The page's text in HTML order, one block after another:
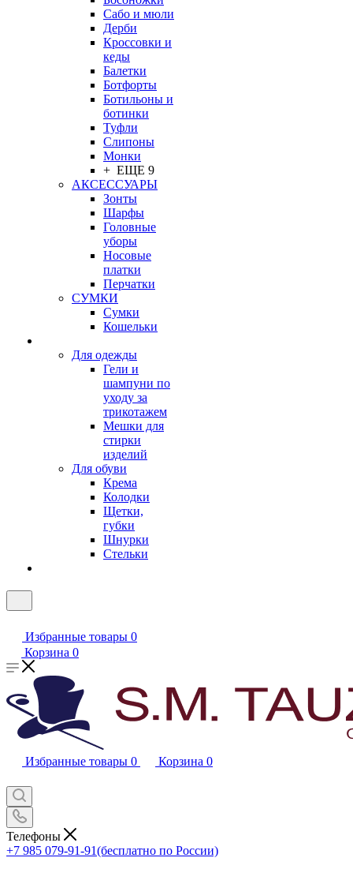
Сабо и мюли
Дерби
Кроссовки и
кеды
Балетки
Ботфорты
Ботильоны и
ботинки
Туфли
Слипоны
Монки
+ ЕЩЕ 9
АКСЕССУАРЫ
Зонты
Шарфы
Головные
уборы
Носовые
платки
Перчатки
СУМКИ
Сумки
Кошельки
Для одежды
Гели и
шампуни по
уходу за
трикотажем
Мешки для
стирки
изделий
Для обуви
Крема
Колодки
Щетки,
губки
Шнурки
Стельки
Избранные товары 0
Корзина 0
Избранные товары 0 Корзина 0
Телефоны
+7 985 079-91-91(бесплатно по России)